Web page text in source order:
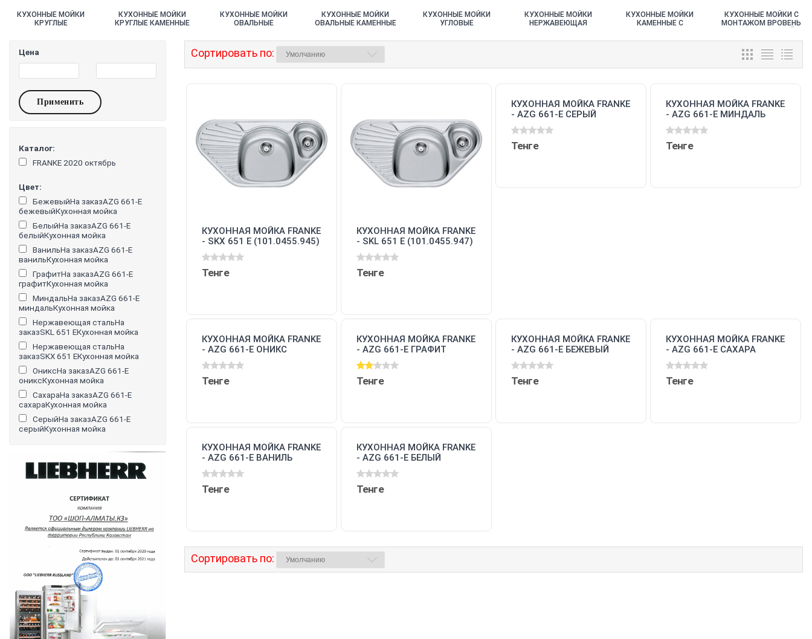
КУХОННЫЕ МОЙКИ
КРУГЛЫЕ
КУХОННЫЕ МОЙКИ
КРУГЛЫЕ КАМЕННЫЕ
КУХОННЫЕ МОЙКИ
ОВАЛЬНЫЕ
СТАЛЬ
КУХОННЫЕ МОЙКИ
ОВАЛЬНЫЕ КАМЕННЫЕ
КУХОННЫЕ МОЙКИ
УГЛОВЫЕ
КУХОННЫЕ МОЙКИ
НЕРЖАВЕЮЩАЯ
ПОД СТОЛЕШНИЦУ
КУХОННЫЕ МОЙКИ
КАМЕННЫЕ С
СТОЛЕШНИЦУ
КУХОННЫЕ МОЙКИ С
МОНТАЖОМ ВРОВЕНЬ
Цена
Каталог:
FRANKE 2020 октябрь
Цвет:
БежевыйНа заказAZG 661-E
бежевыйКухонная мойка
БелыйНа заказAZG 661-E
белыйКухонная мойка
ВанильНа заказAZG 661-E
ванильКухонная мойка
ГрафитНа заказAZG 661-E
графитКухонная мойка
МиндальНа заказAZG 661-E
миндальКухонная мойка
Нержавеющая стальНа
заказSKL 651 EКухонная мойка
Нержавеющая стальНа
заказSKX 651 EКухонная мойка
ОниксНа заказAZG 661-E
ониксКухонная мойка
СахараНа заказAZG 661-E
сахараКухонная мойка
СерыйНа заказAZG 661-E
серыйКухонная мойка
Сортировать по:
КУХОННАЯ МОЙКА FRANKE
- SKX 651 E (101.0455.945)
Тенге
КУХОННАЯ МОЙКА FRANKE
- SKL 651 E (101.0455.947)
Тенге
КУХОННАЯ МОЙКА FRANKE
- AZG 661-E СЕРЫЙ
(114.0604.520)
Тенге
КУХОННАЯ МОЙКА FRANKE
- AZG 661-E МИНДАЛЬ
(114.0489.401)
Тенге
КУХОННАЯ МОЙКА FRANKE
- AZG 661-E ОНИКС
(114.0489.400)
Тенге
КУХОННАЯ МОЙКА FRANKE
- AZG 661-E ГРАФИТ
(114.0489.399)
Тенге
КУХОННАЯ МОЙКА FRANKE
- AZG 661-E БЕЖЕВЫЙ
(114.0489.398)
Тенге
КУХОННАЯ МОЙКА FRANKE
- AZG 661-E САХАРА
(114.0489.388)
Тенге
КУХОННАЯ МОЙКА FRANKE
- AZG 661-E ВАНИЛЬ
(114.0489.387)
Тенге
КУХОННАЯ МОЙКА FRANKE
- AZG 661-E БЕЛЫЙ
(114.0489.386)
Тенге
Сортировать по: